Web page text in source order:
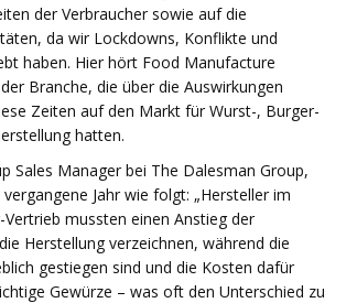
der Verbraucher sowie auf die
da wir Lockdowns, Konflikte und
haben. Hier hört Food Manufacture
Branche, die über die Auswirkungen
Zeiten auf den Markt für Wurst-, Burger-
hatten.
Sales Manager bei The Dalesman Group,
Jahr wie folgt: „Hersteller im
mussten einen Anstieg der
Herstellung verzeichnen, während die
gestiegen sind und die Kosten dafür
Gewürze – was oft den Unterschied zu